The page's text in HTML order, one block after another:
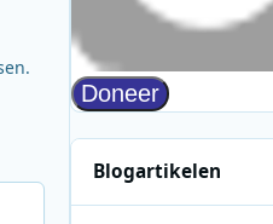
Blogartikelen